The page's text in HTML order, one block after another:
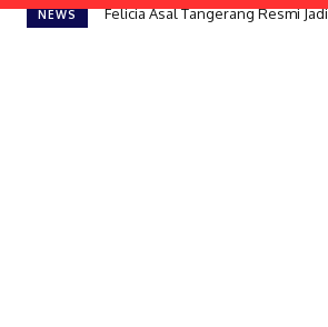
NEWS Felicia Asal Tangerang Resmi